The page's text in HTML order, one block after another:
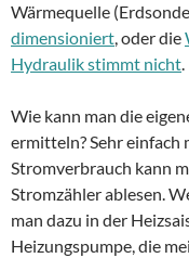
Wärmequelle
dimensioniert, oder die
Hydraulik stimmt nicht.
Wie kann man die
ermitteln? Sehr einfach
Stromverbrauch kann
Stromzähler ablesen.
man dazu in der
Heizungspumpe, die